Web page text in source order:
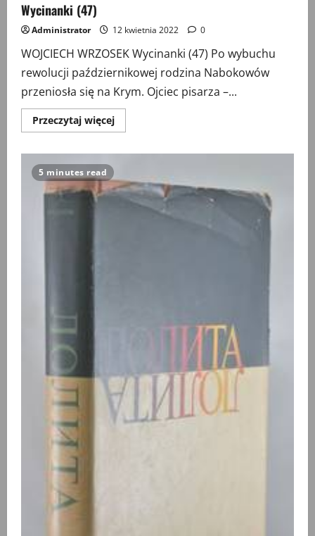
Wycinanki (47)
Administrator 12 kwietnia 2022 0
WOJCIECH WRZOSEK Wycinanki (47) Po wybuchu
rewolucji październikowej rodzina Nabokowów
przeniosła się na Krym. Ojciec pisarza –...
Przeczytaj więcejPrzeczytaj
więcej
5 minutes read